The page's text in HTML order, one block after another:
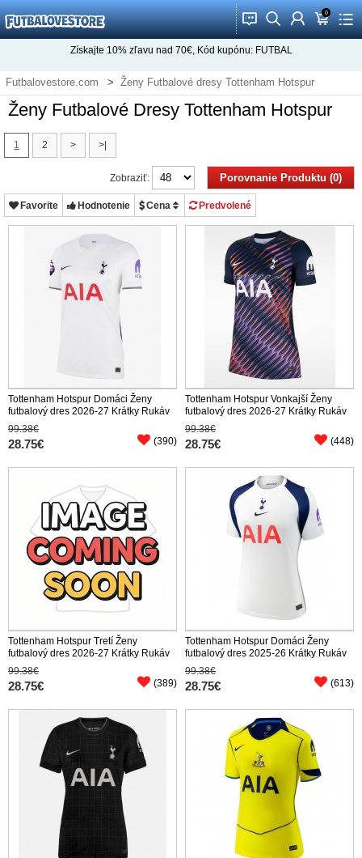
󰂱 󰂨 󰃳 0
󰃦 󰃖
Získajte 10%zľavu nad 70€, Kód kupónu: FUTBAL
Futbalovestore.com Ženy Futbalové dresy Tottenham Hotspur
Ženy Futbalové Dresy Tottenham Hotspur
1 2 > >|
Porovnanie Produktu (0)
Zobraziť:
Favorite Hodnotenie Cena Predvolené
Tottenham Hotspur Domáci Ženy
futbalový dres 2026-27 Krátky Rukáv
99.38€
28.75€ (390)
Tottenham Hotspur Vonkajší Ženy
futbalový dres 2026-27 Krátky Rukáv
99.38€
28.75€ (448)
Tottenham Hotspur Tretí Ženy
futbalový dres 2026-27 Krátky Rukáv
99.38€
28.75€ (389)
Tottenham Hotspur Domáci Ženy
futbalový dres 2025-26 Krátky Rukáv
99.38€
28.75€ (613)